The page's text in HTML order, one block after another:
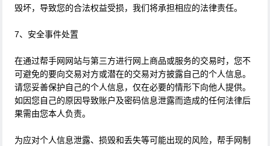
毁坏，导致您的合法权益受损，我们将承担相应的法律责任。
7、安全事件处置
在通过帮手网网站与第三方进行网上商品或服务的交易时，您不
可避免的要向交易对方或潜在的交易对方披露自己的个人信息。
请您妥善保护自己的个人信息，仅在必要的情形下向他人提供。
如因您自己的原因导致账户及密码信息泄露而造成的任何法律后
果需由您本人负责。
为应对个人信息泄露、损毁和丢失等可能出现的风险，帮手网制